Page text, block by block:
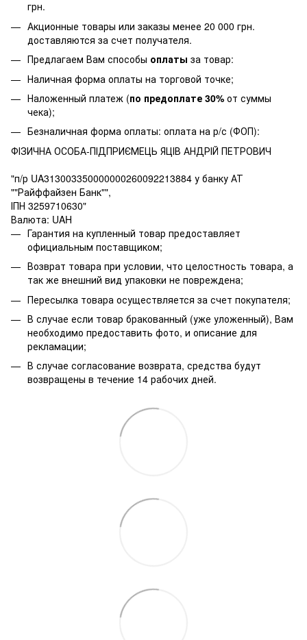
грн.
Акционные товары или заказы менее 20 000 грн.
доставляются за счет получателя.
Предлагаем Вам способы оплаты за товар:
Наличная форма оплаты на торговой точке;
Наложенный платеж (по предоплате 30% от суммы
чека);
Безналичная форма оплаты: оплата на р/с (ФОП):
ФІЗИЧНА ОСОБА-ПІДПРИЄМЕЦЬ ЯЦІВ АНДРІЙ ПЕТРОВИЧ
"п/р UA313003350000000260092213884 у банку АТ
""Райффайзен Банк"",
ІПН 3259710630"
Валюта: UAH
Гарантия на купленный товар предоставляет
официальным поставщиком;
Возврат товара при условии, что целостность товара, а
так же внешний вид упаковки не повреждена;
Пересылка товара осуществляется за счет покупателя;
В случае если товар бракованный (уже уложенный), Вам
необходимо предоставить фото, и описание для
рекламации;
В случае согласование возврата, средства будут
возвращены в течение 14 рабочих дней.